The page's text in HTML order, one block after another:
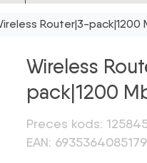
Router|3-pack|1200
Wireless
pack|1200
Preces kods:
EAN: 6935364085179